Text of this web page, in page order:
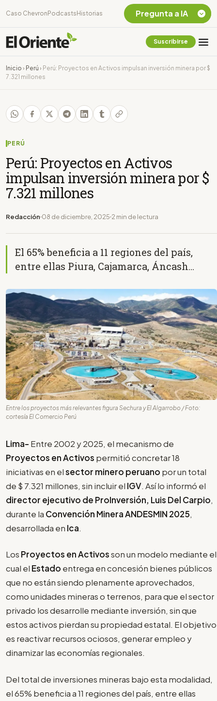
Caso Chevron Podcasts Historias
Suscribirse
Inicio › Perú › Perú: Proyectos en Activos impulsan inversión minera por $
7.321 millones
PERÚ
Perú: Proyectos en Activos
impulsan inversión minera por $
7.321 millones
Redacción 08 de diciembre, 2025 2 min de lectura
El 65% beneficia a 11 regiones del país,
entre ellas Piura, Cajamarca, Áncash…
Entre los proyectos más relevantes figura Sechura y El Algarrobo / Foto:
cortesía El Comercio Perú
Lima- Entre 2002 y 2025, el mecanismo de
Proyectos en Activos permitió concretar 18
iniciativas en elsector minero peruano por un total
de $ 7.321 millones, sin incluir el IGV. Así lo informó el
director ejecutivo de ProInversión, Luis Del Carpio,
durante la Convención Minera ANDESMIN 2025,
desarrollada en Ica.
Los Proyectos en Activosson un modelo mediante el
cual el Estado entrega en concesión bienes públicos
que no están siendo plenamente aprovechados,
como unidades mineras o terrenos, para que el sector
privado los desarrolle mediante inversión, sin que
estos activos pierdan su propiedad estatal. El objetivo
es reactivar recursos ociosos, generar empleo y
dinamizar las economías regionales.
Del total de inversiones mineras bajo esta modalidad,
el 65% beneficia a 11 regiones del país, entre ellas
Pregunta a IA
Chevron Ecuador